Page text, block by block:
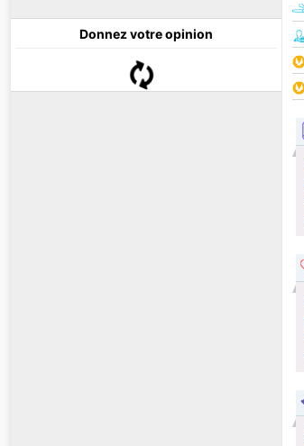
Donnez votre opinion